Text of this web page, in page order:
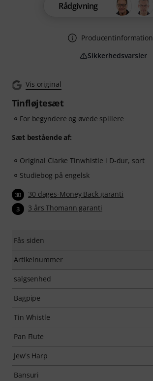
Vis original
Tinfløjtesæt
For begyndere og øvede spillere
Sæt bestående af:
Original Clarke Tinwhistle i D-dur, sort
Studiebog på engelsk
30 30 dages-Money Back garanti
3 3 års Thomann garanti
Fås siden
Artikelnummer
salgsenhed
Bagpipe
Tin Whistle
Pan Flute
Jew's Harp
Bansuri
Rådgivning
Producentinformation
Sikkerhedsvarsler